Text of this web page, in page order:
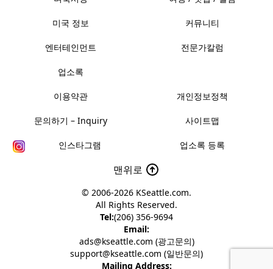
미국 정보 커뮤니티
엔터테인먼트 전문가칼럼
업소록
이용약관 개인정보정책
문의하기 – Inquiry 사이트맵
인스타그램 업소록 등록
맨위로
© 2006-2026 KSeattle.com.
All Rights Reserved.
Tel:(206) 356-9694
Email:
ads@kseattle.com (광고문의)
support@kseattle.com (일반문의)
Mailing Address: